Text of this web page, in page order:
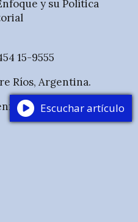
y su Política
15-9555
Ríos, Argentina.
Escuchar artículo